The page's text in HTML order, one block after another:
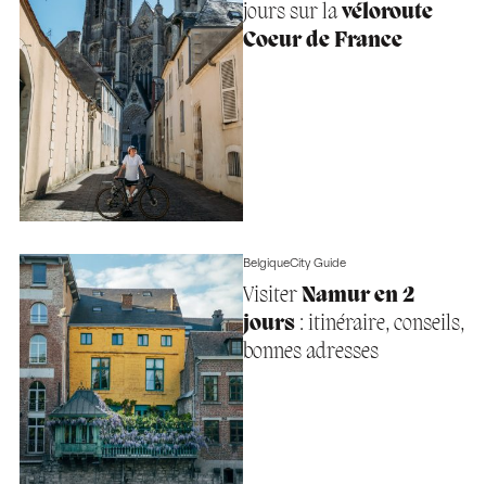
jours sur lavéloroute
Coeur de France
BelgiqueCity Guide
Visiter Namur en 2
jours: itinéraire, conseils,
bonnes adresses